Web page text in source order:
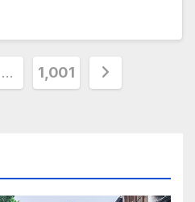
… 1,001